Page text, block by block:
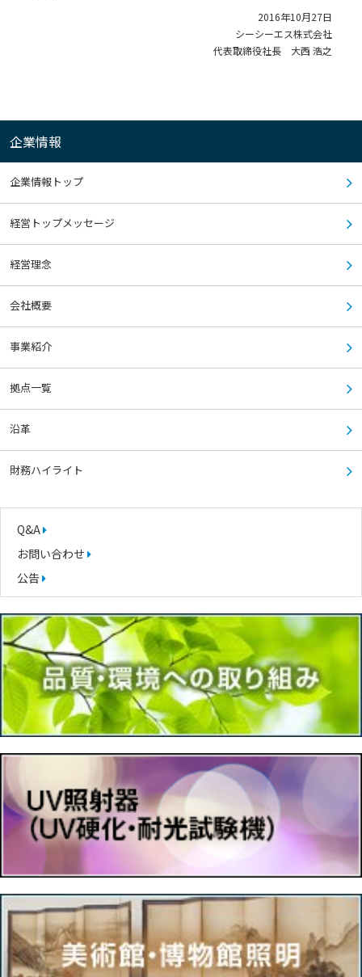
2016年10月27日
シーシーエス株式会社
代表取締役社長 大西 浩之
企業情報
企業情報トップ
経営トップメッセージ
経営理念
会社概要
事業紹介
拠点一覧
沿革
財務ハイライト
Q&A
お問い合わせ
公告